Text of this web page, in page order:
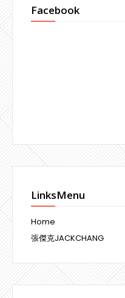
Facebook
LinksMenu
Home
張傑克JACKCHANG